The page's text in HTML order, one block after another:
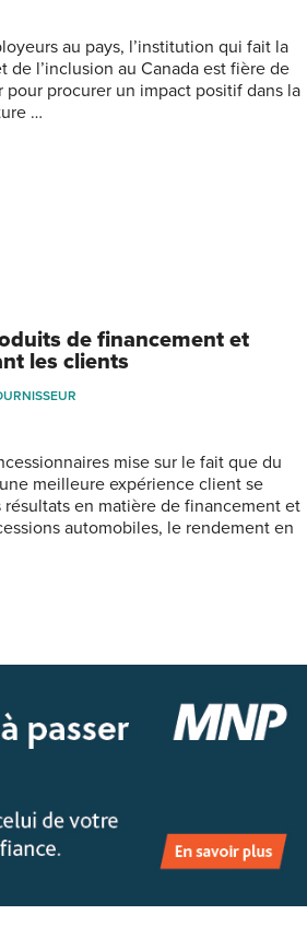
au pays, l’institution qui fait la
de l’inclusion au Canada est fière de
pour procurer un impact positif dans la
…
de financement et
les clients
mise sur le fait que du
meilleure expérience client se
en matière de financement et
automobiles, le rendement en